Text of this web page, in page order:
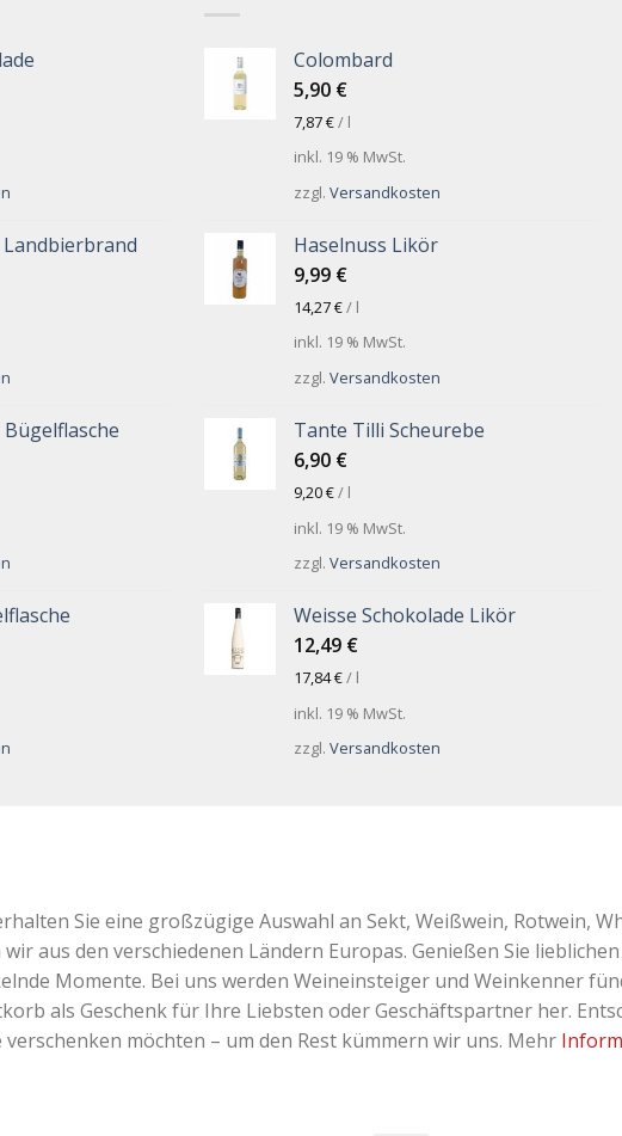
Colombard
5,90 €
7,87€/ l
inkl. 19 % MwSt.
zzgl. Versandkosten
Haselnuss Likör
9,99 €
14,27€/ l
inkl. 19 % MwSt.
zzgl. Versandkosten
Tante Tilli Scheurebe
6,90 €
9,20€/ l
inkl. 19 % MwSt.
zzgl. Versandkosten
Weisse Schokolade Likör
12,49 €
17,84€/ l
inkl. 19 % MwSt.
zzgl. Versandkosten
Sie eine großzügige Auswahl an Sekt, Weißwein, Rotwein,
aus den verschiedenen Ländern Europas. Genießen Sie
Momente. Bei uns werden Weineinsteiger und Weinkenner
als Geschenk für Ihre Liebsten oder Geschäftspartner her.
verschenken möchten – um den Rest kümmern wir uns. Mehr